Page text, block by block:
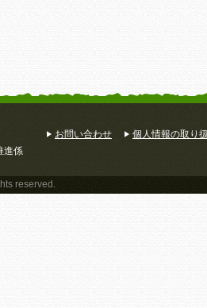
進係
お問い合わせ 個人情報の取り
reserved.